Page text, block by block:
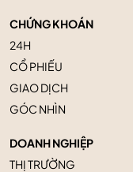
CHỨNG KHOÁN
24H
CỔ PHIẾU
GIAO DỊCH
GÓC NHÌN
DOANH NGHIỆP
THỊ TRƯỜNG